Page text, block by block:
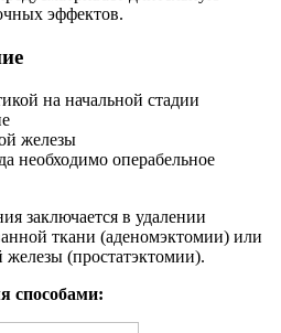
эффектов.
на начальной стадии
железы
необходимо операбельное
заключается в удалении
ткани (аденомэктомии) или
железы (простатэктомии).
способами: